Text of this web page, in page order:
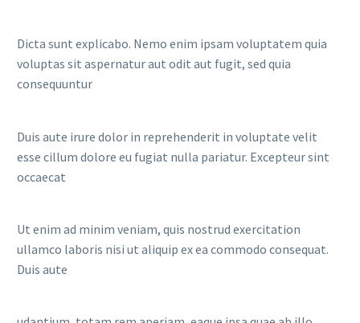
Dicta sunt explicabo. Nemo enim ipsam voluptatem quia
voluptas sit aspernatur aut odit aut fugit, sed quia
consequuntur
Duis aute irure dolor in reprehenderit in voluptate velit
esse cillum dolore eu fugiat nulla pariatur. Excepteur sint
occaecat
Ut enim ad minim veniam, quis nostrud exercitation
ullamco laboris nisi ut aliquip ex ea commodo consequat.
Duis aute